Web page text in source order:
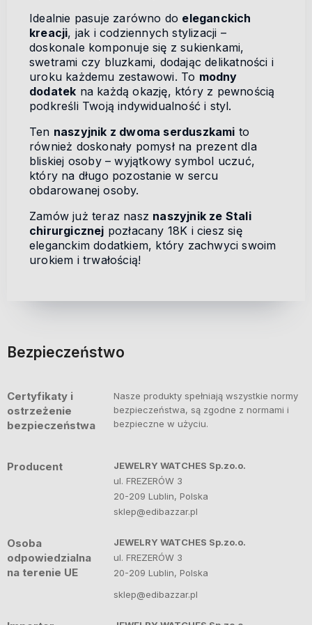
Idealnie pasuje zarówno do eleganckich
kreacji, jak i codziennych stylizacji –
doskonale komponuje się z sukienkami,
swetrami czy bluzkami, dodając delikatności i
uroku każdemu zestawowi. To modny
dodatek na każdą okazję, który z pewnością
podkreśli Twoją indywidualność i styl.
Ten naszyjnik z dwoma serduszkami to
również doskonały pomysł na prezent dla
bliskiej osoby – wyjątkowy symbol uczuć,
który na długo pozostanie w sercu
obdarowanej osoby.
Zamów już teraz nasz naszyjnik ze Stali
chirurgicznej pozłacany 18K i ciesz się
eleganckim dodatkiem, który zachwyci swoim
urokiem i trwałością!
Bezpieczeństwo
Certyfikaty i
ostrzeżenie
bezpieczeństwa
Nasze produkty spełniają wszystkie normy
bezpieczeństwa, są zgodne z normami i
bezpieczne w użyciu.
Producent
JEWELRY WATCHES Sp.zo.o.
ul. FREZERÓW 3
20-209 Lublin, Polska
sklep@edibazzar.pl
Osoba
odpowiedzialna
na terenie UE
JEWELRY WATCHES Sp.zo.o.
ul. FREZERÓW 3
20-209 Lublin, Polska
sklep@edibazzar.pl